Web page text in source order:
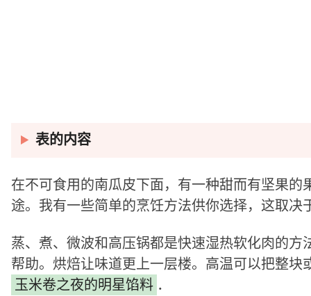
表的内容
在不可食用的南瓜皮下面，有一种甜而有坚果的
途。我有一些简单的烹饪方法供你选择，这取决
蒸、煮、微波和高压锅都是快速湿热软化肉的
帮助。烘焙让味道更上一层楼。高温可以把整
玉米卷之夜的明星馅料 ．